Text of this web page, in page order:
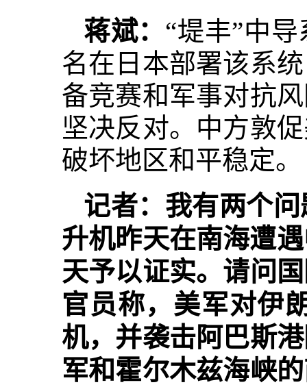
蒋斌： “堤丰”中
名在日本部署该系
备竞赛和军事对抗
坚决反对。中方敦
破坏地区和平稳定。
记者：我有两个
升机昨天在南海遭
天予以证实。请问
官员称，美军对伊
机，并袭击阿巴斯
军和霍尔木兹海峡